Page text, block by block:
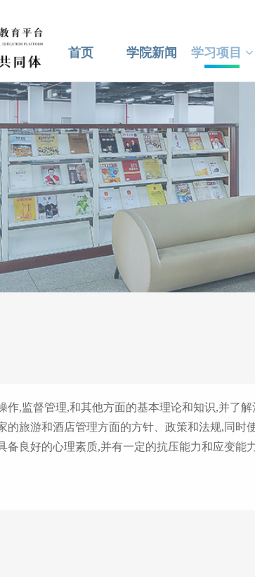
首页 学院新闻 学习项目
作,监督管理,和其他方面的基本理论和知识,并了解
的旅游和酒店管理方面的方针、政策和法规,同时
良好的心理素质,并有一定的抗压能力和应变能力